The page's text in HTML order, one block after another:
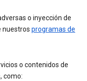
o inyección de
nuestros programas de
o contenidos de
como: